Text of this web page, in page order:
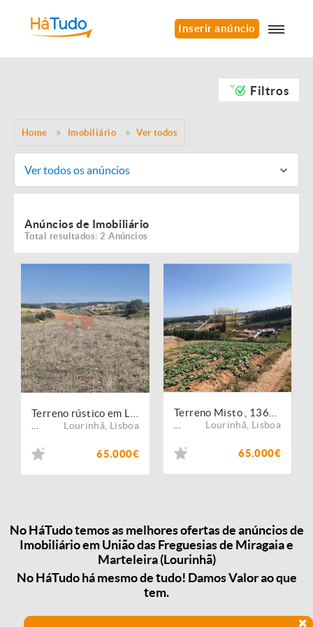
Inserir anúncio
Filtros
Home Imobiliário Ver todos
Ver todos os anúncios
Anúncios de Imobiliário
Total resultados: 2 Anúncios
Lourinhã Lisboa
65.000€
Lourinhã Lisboa
65.000€
No HáTudo temos as melhores ofertas de anúncios de
Imobiliário em União das Freguesias de Miragaia e
Marteleira (Lourinhã)
No HáTudo há mesmo de tudo! Damos Valor ao que
tem.